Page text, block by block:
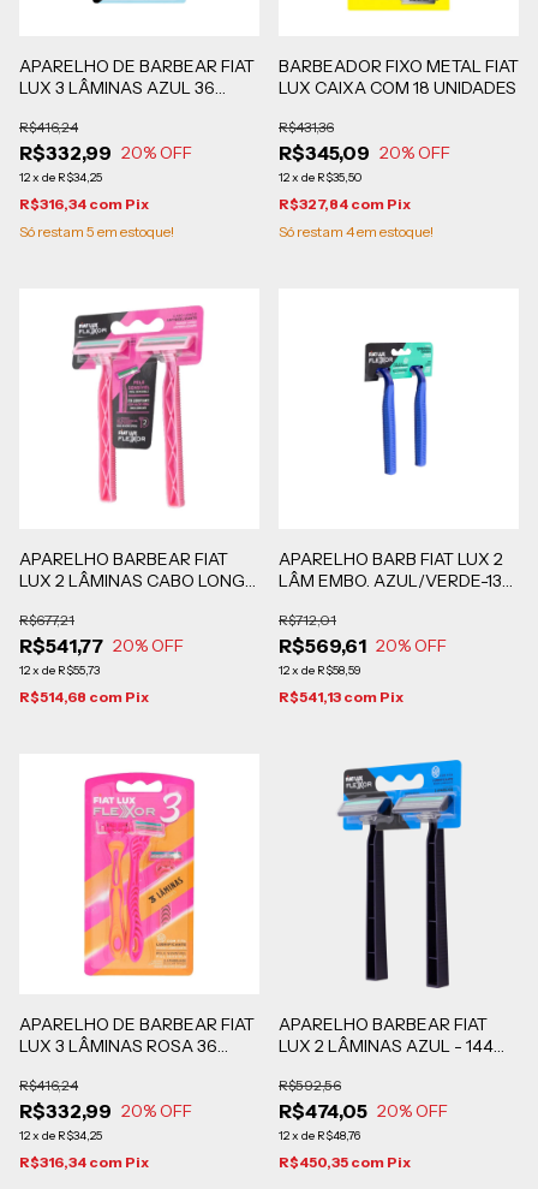
APARELHO DE BARBEAR FIAT
LUX 3 LÂMINAS AZUL 36
CADA
R$332,99
R$416,24
20% OFF
12x de R$34,25
R$316,34 com Pix
Só restam 5 em estoque!
BARBEADOR FIXO METAL FIAT
LUX CAIXA COM 18 UNIDADES
R$345,09
R$431,36
20% OFF
12x de R$35,50
R$327,84 com Pix
Só restam 4em estoque!
APARELHO BARBEAR FIAT
LUX 2 LÂMINAS CABO LONGO
CARTELAS EM BLISTERS DE
24 UNIDADES CADA
R$541,77
R$677,21
20% OFF
12x de R$55,73
R$514,68 com Pix
APARELHO BARB FIAT LUX 2
LÂM EMBO. AZUL/VERDE-132
R$569,61
R$712,01
20% OFF
12x de R$58,59
R$541,13 com Pix
APARELHO DE BARBEAR FIAT
LUX 3 LÂMINAS ROSA 36
CADA
R$332,99
R$416,24
20% OFF
12x de R$34,25
R$316,34 com Pix
APARELHO BARBEAR FIAT
LUX 2 LÂMINAS AZUL - 144
R$474,05
R$592,56
20% OFF
12x de R$48,76
R$450,35 com Pix